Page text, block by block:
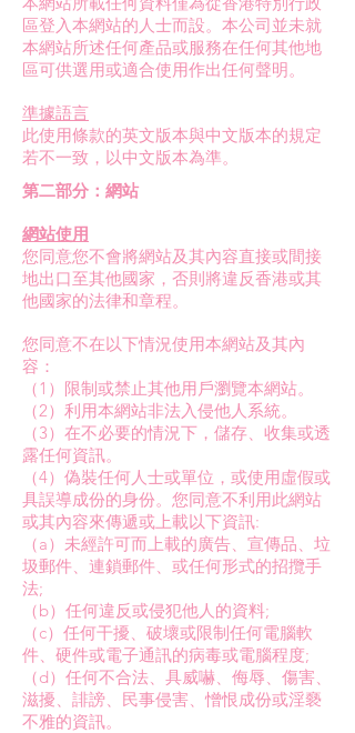
區登入本網站的人士而設。本公司並未就
本網站所述任何產品或服務在任何其他地
區可供選用或適合使用作出任何聲明。
準據語言
此使用條款的英文版本與中文版本的規定
若不一致，以中文版本為準。
第二部分：網站
網站使用
您同意您不會將網站及其內容直接或間接
地出口至其他國家，否則將違反香港或其
他國家的法律和章程。
您同意不在以下情況使用本網站及其內
容：
（1）限制或禁止其他用戶瀏覽本網站。
（2）利用本網站非法入侵他人系統。
（3）在不必要的情況下，儲存、收集或透
露任何資訊。
（4）偽裝任何人士或單位，或使用虛假或
具誤導成份的身份。您同意不利用此網站
或其內容來傳遞或上載以下資訊:
（a）未經許可而上載的廣告、宣傳品、垃
圾郵件、連鎖郵件、或任何形式的招攬手
法;
（b）任何違反或侵犯他人的資料;
（c）任何干擾、破壞或限制任何電腦軟
件、硬件或電子通訊的病毒或電腦程度;
（d）任何不合法、具威嚇、侮辱、傷害、
滋擾、誹謗、民事侵害、憎恨成份或淫褻
不雅的資訊。